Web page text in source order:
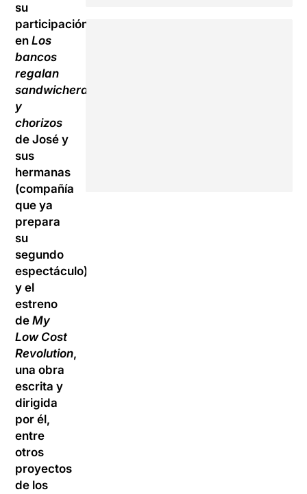
su
participación
enLos
bancos
regalan
sandwicheras
y
chorizos
de José y
sus
hermanas
(compañía
que ya
prepara
su
segundo
espectáculo)
y el
estreno
deMy
Low Cost
Revolution,
una obra
escrita y
dirigida
por él,
entre
otros
proyectos
de los